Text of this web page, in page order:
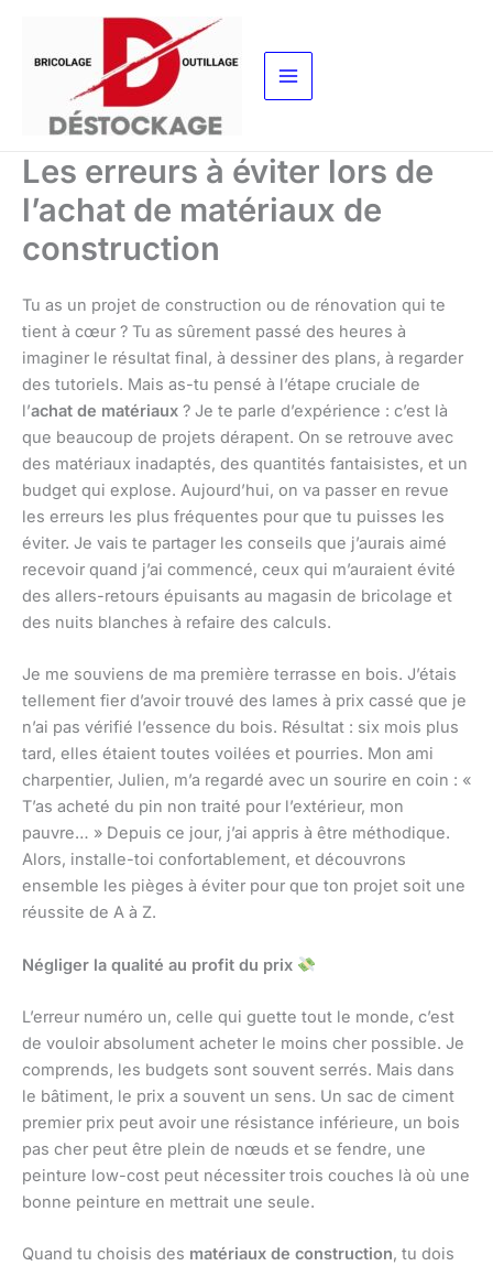
contenu
Les erreurs à éviter lors de
l’achat de matériaux de
construction
Tu as un projet de construction ou de rénovation qui te
tient à cœur ? Tu as sûrement passé des heures à
imaginer le résultat final, à dessiner des plans, à regarder
des tutoriels. Mais as-tu pensé à l’étape cruciale de
l’achat de matériaux ? Je te parle d’expérience : c’est là
que beaucoup de projets dérapent. On se retrouve avec
des matériaux inadaptés, des quantités fantaisistes, et un
budget qui explose. Aujourd’hui, on va passer en revue
les erreurs les plus fréquentes pour que tu puisses les
éviter. Je vais te partager les conseils que j’aurais aimé
recevoir quand j’ai commencé, ceux qui m’auraient évité
des allers-retours épuisants au magasin de bricolage et
des nuits blanches à refaire des calculs.
Je me souviens de ma première terrasse en bois. J’étais
tellement fier d’avoir trouvé des lames à prix cassé que je
n’ai pas vérifié l’essence du bois. Résultat : six mois plus
tard, elles étaient toutes voilées et pourries. Mon ami
charpentier, Julien, m’a regardé avec un sourire en coin : «
T’as acheté du pin non traité pour l’extérieur, mon
pauvre… » Depuis ce jour, j’ai appris à être méthodique.
Alors, installe-toi confortablement, et découvrons
ensemble les pièges à éviter pour que ton projet soit une
réussite de A à Z.
Négliger la qualité au profit du prix
L’erreur numéro un, celle qui guette tout le monde, c’est
de vouloir absolument acheter le moins cher possible. Je
comprends, les budgets sont souvent serrés. Mais dans
le bâtiment, le prix a souvent un sens. Un sac de ciment
premier prix peut avoir une résistance inférieure, un bois
pas cher peut être plein de nœuds et se fendre, une
peinture low-cost peut nécessiter trois couches là où une
bonne peinture en mettrait une seule.
Quand tu choisis des matériaux de construction, tu dois